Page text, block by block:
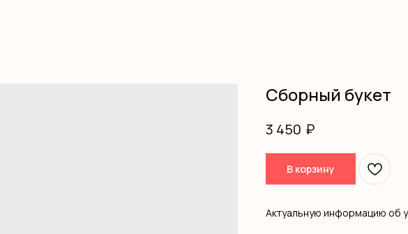
Сборный букет
3 450 ₽
В корзину
Актуальную информацию об